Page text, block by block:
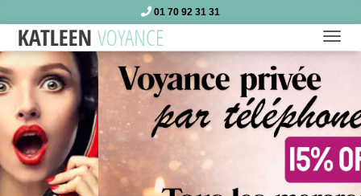
01 70 92 31 31